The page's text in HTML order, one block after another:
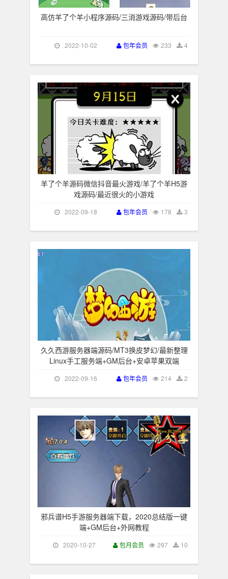
高仿羊了个羊小程序源码/三消游戏源码/带后台
2022-10-02 4
233
包年会员
羊了个羊源码微信抖音最火游戏/羊了个羊H5游
戏源码/最近很火的小游戏
2022-09-18 3
178
包年会员
久久西游服务器端源码/MT3换皮梦幻/最新整理
Linux手工服务端+GM后台+安卓苹果双端
2022-09-16 2
214
包年会员
邪兵谱H5手游服务器端下载，2020总结版一键
端+GM后台+外网教程
2020-10-27 10
297
包月会员